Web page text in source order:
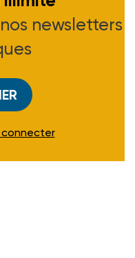
newsletters
connecter